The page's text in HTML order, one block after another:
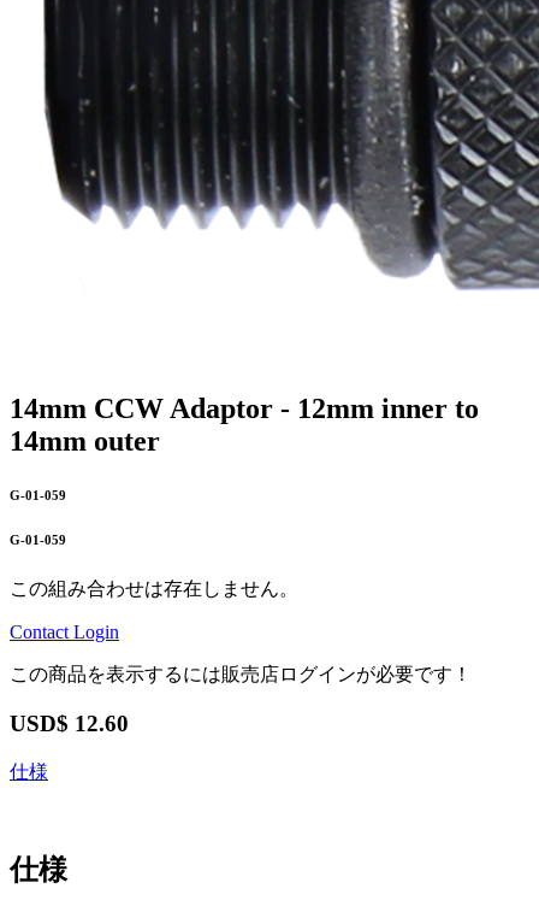
14mm CCW Adaptor - 12mm inner to
14mm outer
G-01-059
G-01-059
この組み合わせは存在しません。
Contact Login
この商品を表示するには販売店ログインが必要です！
USD$ 12.60
仕様
仕様